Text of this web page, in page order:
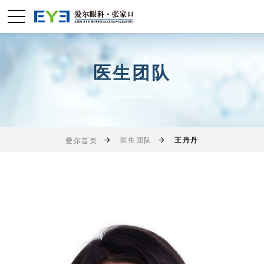
医生团队
爱尔首页 医生团队 王丹丹